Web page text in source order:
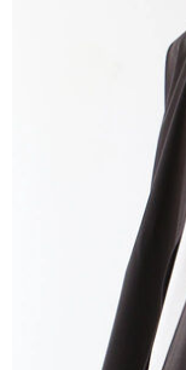
4.訂單成立30分鐘內，
消。如遇「轉專審核」
1.分期款項不併入電信
2.透過簡訊連結打開帳
帳／街口支付／iPASS
1.本服務係由「台灣大
用戶於交易時，得透過
買賣價金債權讓與本公
2.基於同意付款使用「
資料（包含姓名、電話
由本公司與您本人進行
3.完整用戶服務條款，
１．簡單：不需註冊會
２．便利：只要手機號
３．安心：先確認商品
【「AFTEE先享後付」
１．於結帳方式選擇「
結帳頁面，進行簡訊認
２．訂單成立數日內，
３．收到繳費通知簡訊
ATM／網路銀行／等多
※ 請注意：結帳手續完
購買商品的店家。未經
後付繳納相關費用。
※ 交易是否成功請以「
是否繳費成功／繳費後
客戶支援中心」
https://
每筆NT$60，滿
每筆NT$60，滿
每筆NT$60，滿
萊爾富純取貨
每筆NT$60，滿